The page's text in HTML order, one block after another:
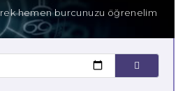
hemen burcunuzu öğrenelim